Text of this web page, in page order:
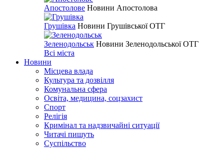
Апостолове Новини Апостолова
Грушівка Новини Грушівської ОТГ
Зеленодольськ Новини Зеленодольської ОТГ
Всі міста
Новини
Місцева влада
Культура та дозвілля
Комунальна сфера
Освіта, медицина, соцзахист
Спорт
Релігія
Кримінал та надзвичайні ситуації
Читачі пишуть
Суспільство